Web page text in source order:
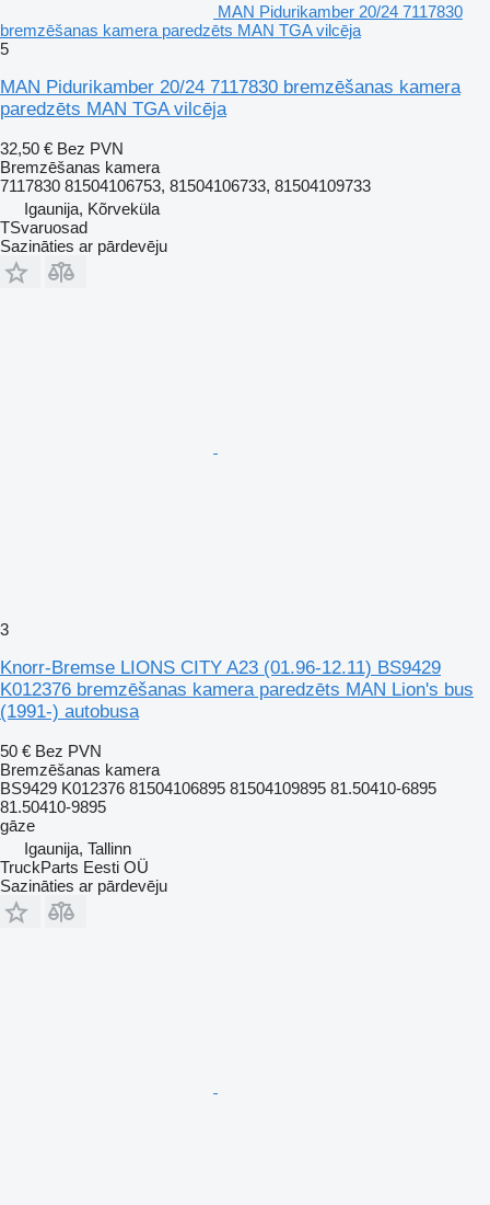
MAN Pidurikamber 20/24 7117830
bremzēšanas kamera paredzēts MAN TGA vilcēja
5
MAN Pidurikamber 20/24 7117830 bremzēšanas kamera
paredzēts MAN TGA vilcēja
32,50 € Bez PVN
Bremzēšanas kamera
7117830 81504106753, 81504106733, 81504109733
Igaunija, Kõrveküla
TSvaruosad
Sazināties ar pārdevēju
3
Knorr-Bremse LIONS CITY A23 (01.96-12.11) BS9429
K012376 bremzēšanas kamera paredzēts MAN Lion's bus
(1991-) autobusa
50 € Bez PVN
Bremzēšanas kamera
BS9429 K012376 81504106895 81504109895 81.50410-6895
81.50410-9895
gāze
Igaunija, Tallinn
TruckParts Eesti OÜ
Sazināties ar pārdevēju